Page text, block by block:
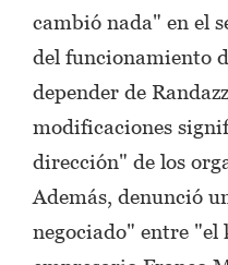
cambió nada" en el
del funcionamiento
depender de
modificaciones
dirección" de los
Además, denunció
negociado" entre